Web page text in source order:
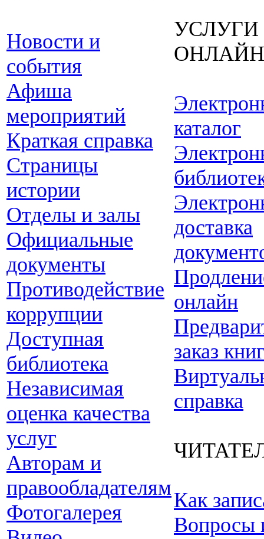
Новости и
события
Афиша
мероприятий
Краткая справка
Страницы
истории
Отделы и залы
Официальные
документы
Противодействие
коррупции
Доступная
библиотека
Независимая
оценка качества
услуг
Авторам и
правообладателям
Фотогалерея
УСЛУГИ
ОНЛАЙН
каталог
доставка
онлайн
заказ
справка
Как
Вопросы